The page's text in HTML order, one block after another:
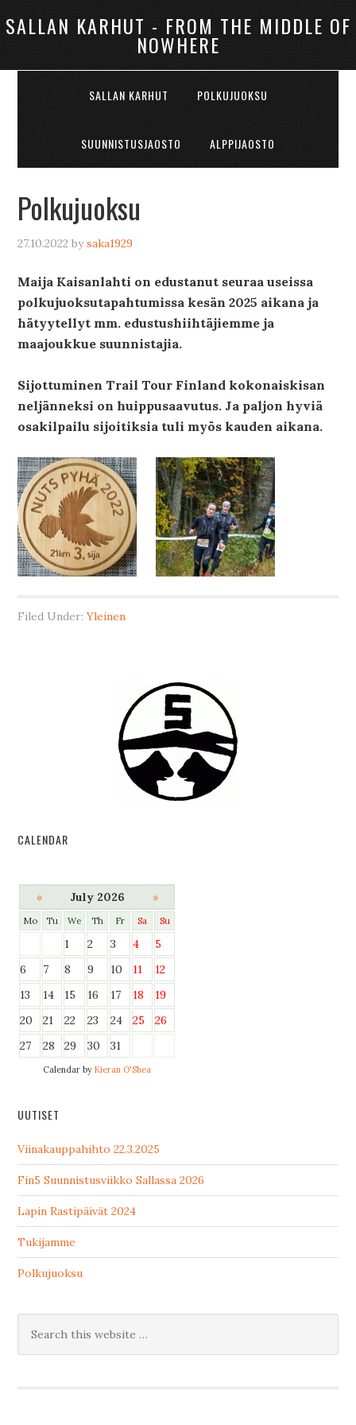
SALLAN KARHUT - FROM THE MIDDLE OF
NOWHERE
SALLAN KARHUT POLKUJUOKSU
SUUNNISTUSJAOSTO ALPPIJAOSTO
Polkujuoksu
27.10.2022 bysaka1929
Maija Kaisanlahti on edustanut seuraa useissa
polkujuoksutapahtumissa kesän 2025 aikana ja
hätyytellyt mm. edustushiihtäjiemme ja
maajoukkue suunnistajia.
Sijottuminen Trail Tour Finland kokonaiskisan
neljänneksi on huippusaavutus. Ja paljon hyviä
osakilpailu sijoitiksia tuli myös kauden aikana.
Filed Under:Yleinen
CALENDAR
« July 2026 »
Mo Tu We Th Fr Sa Su
1 2 3 4
5
6
7 8 9 10 11
12
13
14 15 16 17 18
19
20
21 22 23 24 25
26
27
28 29 30 31
Calendar byKieran O'Shea
UUTISET
Viinakauppahihto 22.3.2025
Fin5 Suunnistusviikko Sallassa 2026
Lapin Rastipäivät 2024
Tukijamme
Polkujuoksu